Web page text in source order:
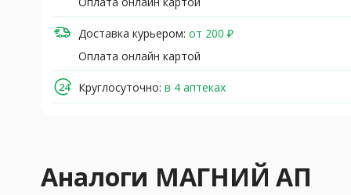
Доставка курьером: от 200 ₽
Оплата онлайн картой
Круглосуточно: в 4 аптеках
Аналоги МАГНИЙ АП